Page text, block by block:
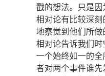
戳的想法。只是因
相对论有比较深
地察觉到他们所做
相对论告诉我们
一个始终如一的
者对两个事件谁